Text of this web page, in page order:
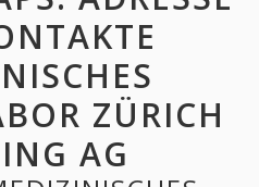
ZÜRICH
AG